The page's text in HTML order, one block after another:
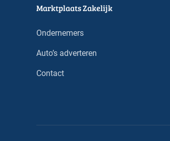
Marktplaats Zakelijk
Ondernemers
Auto’s adverteren
Contact